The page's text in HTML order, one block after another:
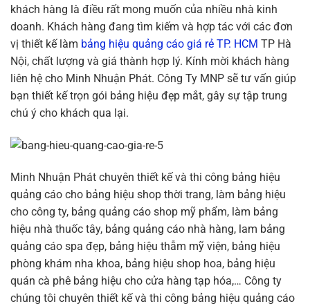
khách hàng là điều rất mong muốn của nhiều nhà kinh
doanh. Khách hàng đang tìm kiếm và hợp tác với các đơn
vị thiết kế làm bảng hiệu quảng cáo giá rẻ TP. HCM TP Hà
Nội, chất lượng và giá thành hợp lý. Kính mời khách hàng
liên hệ cho Minh Nhuận Phát. Công Ty MNP sẽ tư vấn giúp
bạn thiết kế trọn gói bảng hiệu đẹp mắt, gây sự tập trung
chú ý cho khách qua lại.
Minh Nhuận Phát chuyên thiết kế và thi công bảng hiệu
quảng cáo cho bảng hiệu shop thời trang, làm bảng hiệu
cho công ty, bảng quảng cáo shop mỹ phẩm, làm bảng
hiệu nhà thuốc tây, bảng quảng cáo nhà hàng, lam bảng
quảng cáo spa đẹp, bảng hiệu thẫm mỹ viện, bảng hiệu
phòng khám nha khoa, bảng hiệu shop hoa, bảng hiệu
quán cà phê bảng hiệu cho cửa hàng tạp hóa,… Công ty
chúng tôi chuyên thiết kế và thi công bảng hiệu quảng cáo